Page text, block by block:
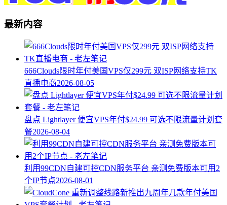
最新内容
666Clouds限时年付美国VPS仅299元 双ISP网络支持TK
直播电商2026-08-05
盘点 Lightlayer 便宜VPS年付$24.99 可选不限流量计划套
餐2026-08-04
利用99CDN自建可控CDN服务平台 亲测免费版本可用2
个IP节点2026-08-01